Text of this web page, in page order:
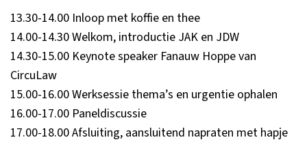
13.30-14.00 Inloop met koffie en thee
14.00-14.30 Welkom, introductie JAK en JDW
14.30-15.00 Keynote speaker Fanauw Hoppe van
CircuLaw
15.00-16.00 Werksessie thema’s en urgentie ophalen
16.00-17.00 Paneldiscussie
17.00-18.00 Afsluiting, aansluitend napraten met hapje